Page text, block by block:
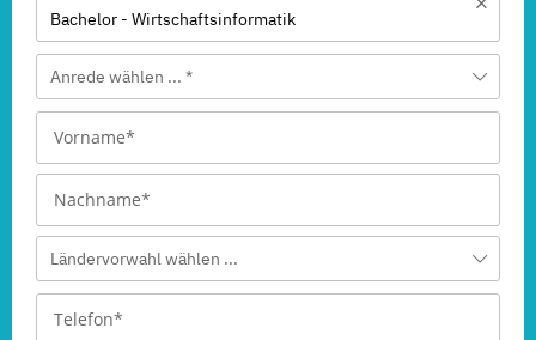
Bachelor - Wirtschaftsinformatik
Anrede wählen ... *
Ländervorwahl wählen ...